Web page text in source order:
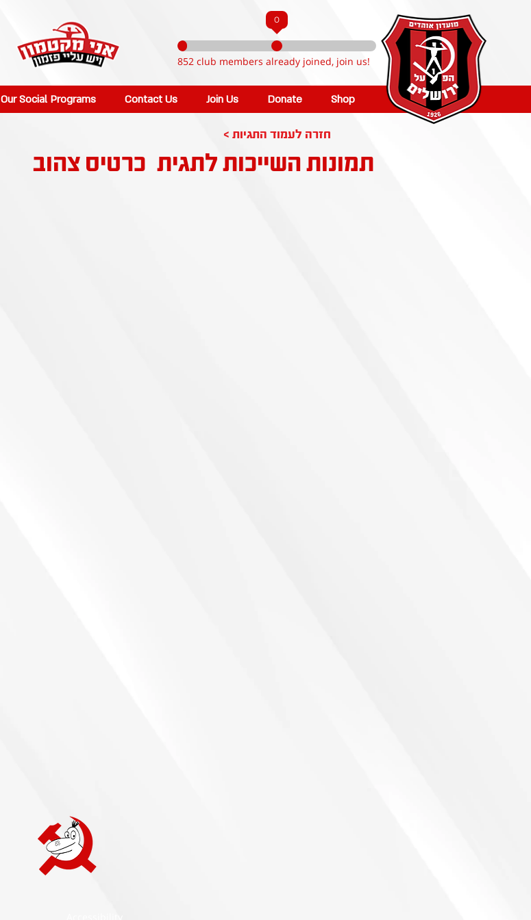
0
852 club members already joined, join us!
Our Social Programs Contact Us Join Us Donate Shop
< חזרה לעמוד התגיות
כרטיס צהוב תמונות השייכות לתגית